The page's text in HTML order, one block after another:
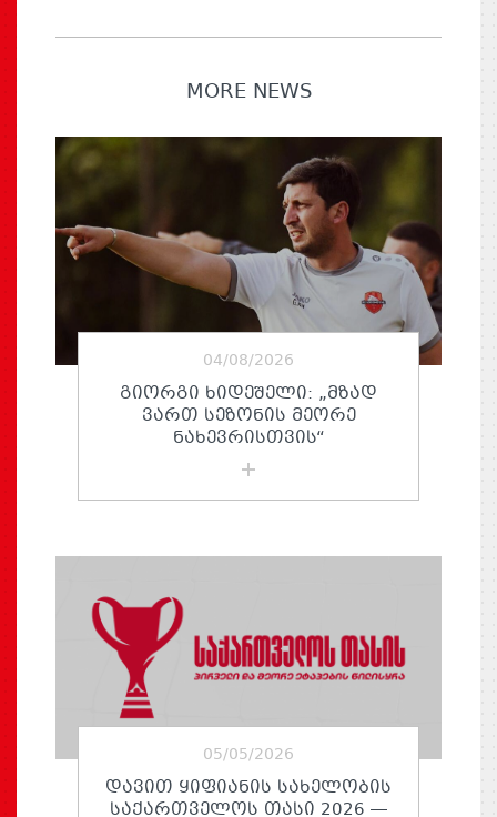
MORE NEWS
04/08/2026
ᲒᲘᲝᲠᲒᲘ ᲮᲘᲓᲔᲨᲔᲚᲘ: „ᲛᲖᲐᲓ
ᲕᲐᲠᲗ ᲡᲔᲖᲝᲜᲘᲡ ᲛᲔᲝᲠᲔ
ᲜᲐᲮᲔᲕᲠᲘᲡᲗᲕᲘᲡ“
05/05/2026
ᲓᲐᲕᲘᲗ ᲧᲘᲤᲘᲐᲜᲘᲡ ᲡᲐᲮᲔᲚᲝᲑᲘᲡ
ᲡᲐᲥᲐᲠᲗᲕᲔᲚᲝᲡ ᲗᲐᲡᲘ 2026 —